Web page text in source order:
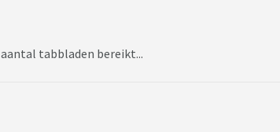
tabbladen bereikt...